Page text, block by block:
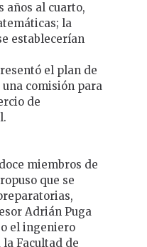
años al cuarto,
la
establecerían
el plan de
comisión para
de
miembros de
que se
Adrián Puga
el ingeniero
Facultad de